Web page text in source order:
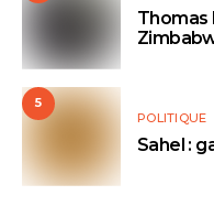
Thomas
5
POLITIQUE
Sahel :